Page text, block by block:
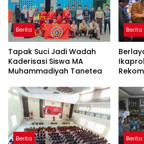
Berita
Tapak Suci Jadi Wadah
Kaderisasi Siswa MA
Muhammadiyah Tanetea
Berita
Berita Berita